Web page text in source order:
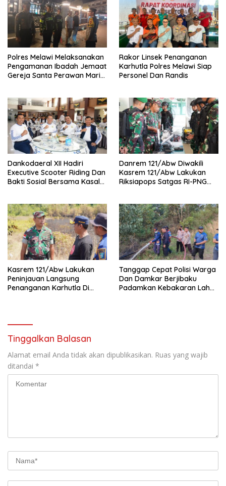
Polres Melawi Melaksanakan
Pengamanan Ibadah Jemaat
Gereja Santa Perawan Maria
Rakor Linsek Penanganan
Karhutla Polres Melawi Siap
Personel Dan Randis
Dankodaeral XII Hadiri
Executive Scooter Riding Dan
Bakti Sosial Bersama Kasal
Danrem 121/Abw Diwakili
Kasrem 121/Abw Lakukan
Riksiapops Satgas RI-PNG
Kasrem 121/Abw Lakukan
Peninjauan Langsung
Penanganan Karhutla Di
Tanggap Cepat Polisi Warga
Dan Damkar Berjibaku
Padamkan Kebakaran Lahan
Tinggalkan Balasan
Alamat email Anda tidak akan dipublikasikan. Ruas yang wajib
ditandai *